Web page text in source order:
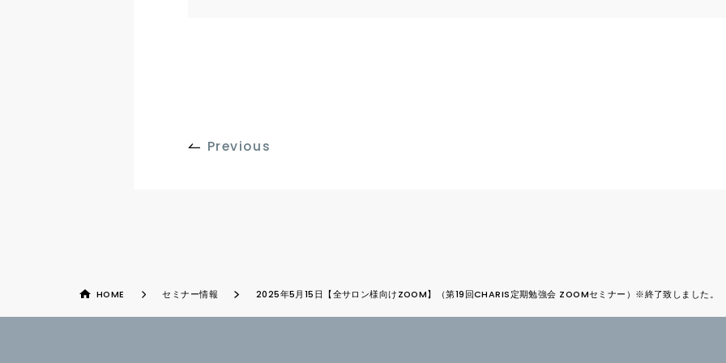
Previous
HOME セミナー情報 2025年5月15日【全サロン様向けZOOM】（第19回CHARIS定期勉強会 ZOOMセミナー）※終了致しました。